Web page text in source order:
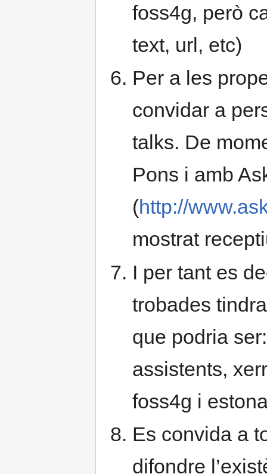
foss4g, però
text, url, etc)
Per a les
convidar a
talks. De
Pons i amb
(http://
mostrat
I per tant es
trobades
que podria
assistents,
foss4g i
Es convida a
difondre